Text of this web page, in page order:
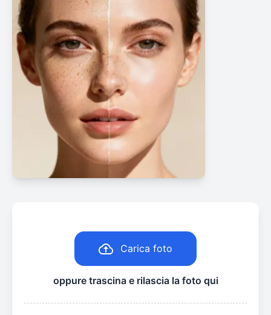
Carica foto
oppure trascina e rilascia la foto qui